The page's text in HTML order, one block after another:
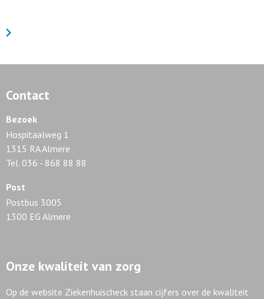
Contact
Bezoek
Hospitaalweg 1
1315 RA Almere
Tel. 036 - 868 88 88
Post
Postbus 3005
1300 EG Almere
Onze kwaliteit van zorg
Op de website Ziekenhuischeck staan cijfers over de kwaliteit